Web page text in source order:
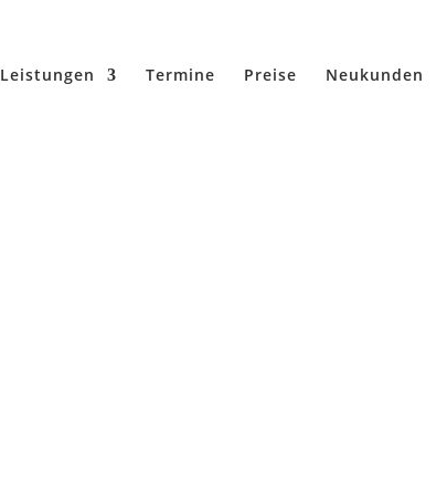
Leistungen Termine Preise Neukunden